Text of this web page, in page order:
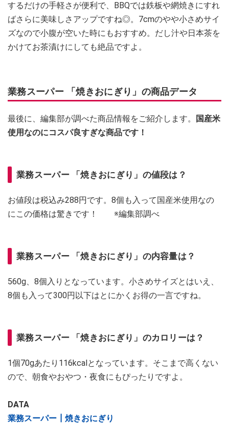
するだけの手軽さが便利で、BBQでは鉄板や網焼きにすれ
ばさらに美味しさアップですね◎。7cmのやや小さめサイ
ズなので小腹が空いた時にもおすすめ。だし汁や日本茶を
かけてお茶漬けにしても絶品ですよ。
業務スーパー 「焼きおにぎり」の商品データ
最後に、編集部が調べた商品情報をご紹介します。
国産米
使用なのにコスパ良すぎな商品です！
業務スーパー 「焼きおにぎり」の値段は？
お値段は税込み288円です。8個も入って国産米使用なの
にこの価格は驚きです！ ※編集部調べ
業務スーパー 「焼きおにぎり」の内容量は？
560g、8個入りとなっています。小さめサイズとはいえ、
8個も入って300円以下はとにかくお得の一言ですね。
業務スーパー 「焼きおにぎり」のカロリーは？
1個70gあたり116kcalとなっています。そこまで高くない
ので、朝食やおやつ・夜食にもぴったりですよ。
DATA
業務スーパー┃焼きおにぎり